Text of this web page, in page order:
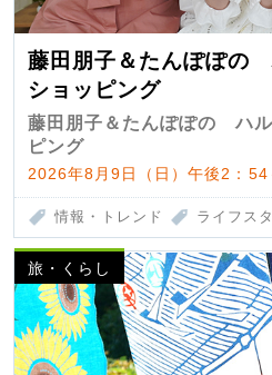
藤田朋子＆たんぽぽの
ショッピング
藤田朋子＆たんぽぽの ハ
ピング
2026年8月9日（日）午後2：
情報・トレンド ライフス
旅・くらし